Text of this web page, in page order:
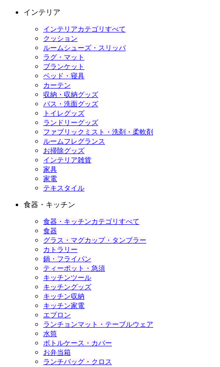
インテリア
インテリアカテゴリすべて
クッション
ルームシューズ・スリッパ
ラグ・マット
ブランケット
ベッド・寝具
カーテン
収納・収納グッズ
バス・洗面グッズ
トイレグッズ
ランドリーグッズ
ファブリックミスト・洗剤・柔軟剤
ルームフレグランス
お掃除グッズ
インテリア雑貨
家具
家電
テキスタイル
食器・キッチン
食器・キッチンカテゴリすべて
食器
グラス・マグカップ・タンブラー
カトラリー
鍋・フライパン
ティーポット・急須
キッチンツール
キッチングッズ
キッチン収納
キッチン家電
エプロン
ランチョンマット・テーブルウェア
水筒
ボトルケース・カバー
お弁当箱
ランチバッグ・クロス